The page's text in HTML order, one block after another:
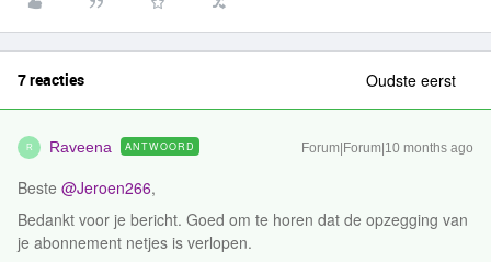
7 reacties Oudste eerst
R Raveena ANTWOORD Forum|Forum|10 months ago
Beste ​ @Jeroen266,
Bedankt voor je bericht. Goed om te horen dat de opzegging van
je abonnement netjes is verlopen.